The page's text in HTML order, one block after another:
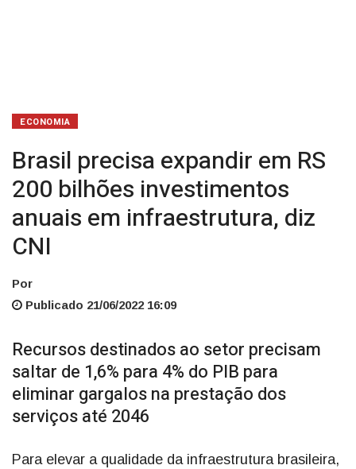
ECONOMIA
Brasil precisa expandir em RS
200 bilhões investimentos
anuais em infraestrutura, diz
CNI
Por
Publicado 21/06/2022 16:09
Recursos destinados ao setor precisam
saltar de 1,6% para 4% do PIB para
eliminar gargalos na prestação dos
serviços até 2046
Para elevar a qualidade da infraestrutura brasileira,